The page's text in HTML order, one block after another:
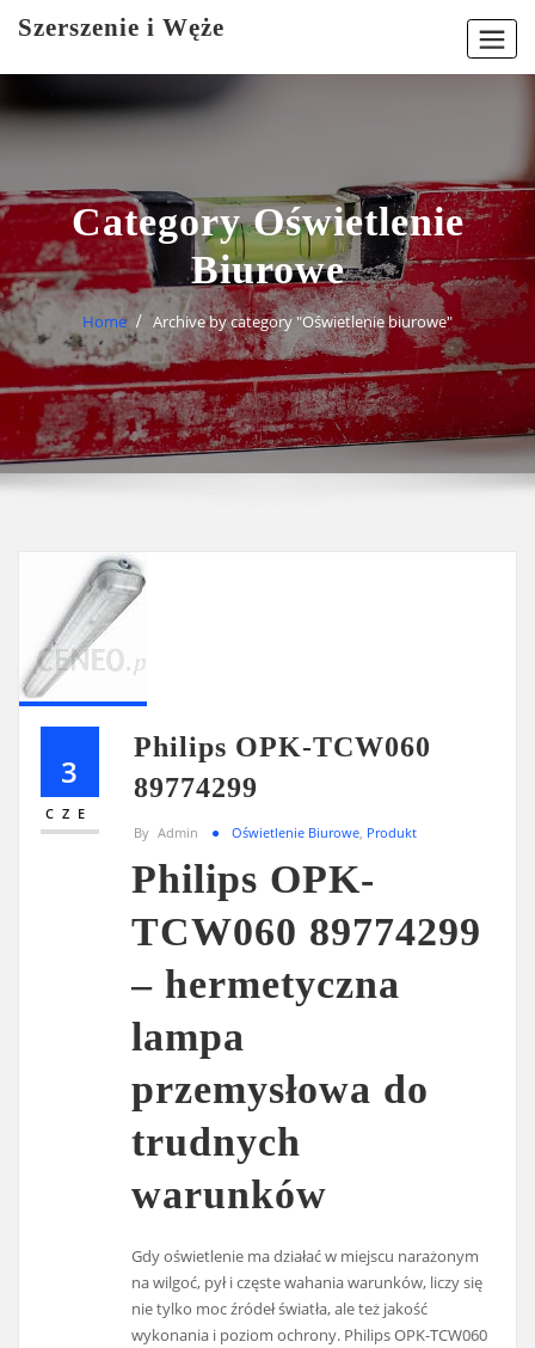
Szerszenie i Węże
Category Oświetlenie
Biurowe
Home Archive by category "Oświetlenie biurowe"
3
CZE
Philips OPK-TCW060
89774299
By Admin Oświetlenie Biurowe Produkt
Philips OPK-
TCW060 89774299
– hermetyczna
lampa
przemysłowa do
trudnych
warunków
Gdy oświetlenie ma działać w miejscu narażonym
na wilgoć, pył i częste wahania warunków, liczy się
nie tylko moc źródeł światła, ale też jakość
wykonania i poziom ochrony. Philips OPK-TCW060